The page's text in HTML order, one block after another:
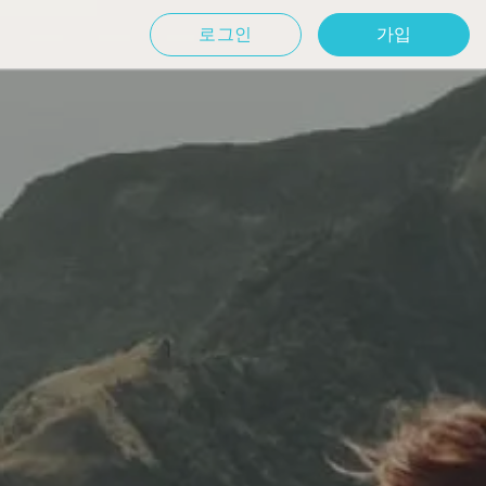
로그인 가입